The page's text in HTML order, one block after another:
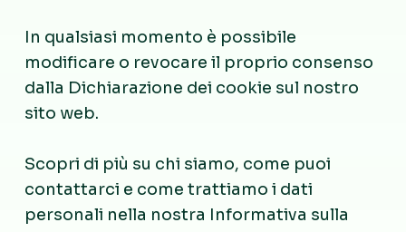
In qualsiasi momento è possibile
modificare o revocare il proprio consenso
dalla Dichiarazione dei cookie sul nostro
sito web.
Scopri di più su chi siamo, come puoi
contattarci e come trattiamo i dati
personali nella nostra Informativa sulla